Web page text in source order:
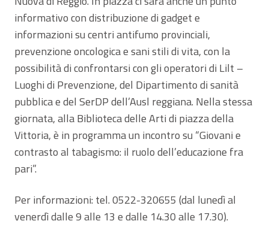
informativo con distribuzione di gadget e
informazioni su centri antifumo provinciali,
prevenzione oncologica e sani stili di vita, con la
possibilità di confrontarsi con gli operatori di Lilt –
Luoghi di Prevenzione, del Dipartimento di sanità
pubblica e del SerDP dell’Ausl reggiana. Nella stessa
giornata, alla Biblioteca delle Arti di piazza della
Vittoria, è in programma un incontro su “Giovani e
contrasto al tabagismo: il ruolo dell’educazione fra
pari”.
Per informazioni: tel. 0522-320655 (dal lunedì al
venerdì dalle 9 alle 13 e dalle 14.30 alle 17.30).